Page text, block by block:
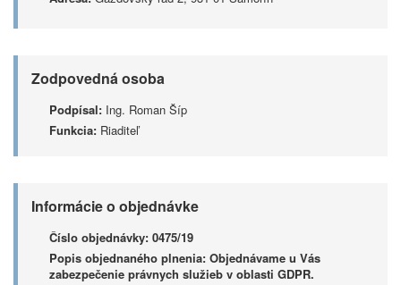
Zodpovedná osoba
Podpísal: Ing. Roman Šíp
Funkcia: Riaditeľ
Informácie o objednávke
Číslo objednávky: 0475/19
Popis objednaného plnenia: Objednávame u Vás
zabezpečenie právnych služieb v oblasti GDPR.